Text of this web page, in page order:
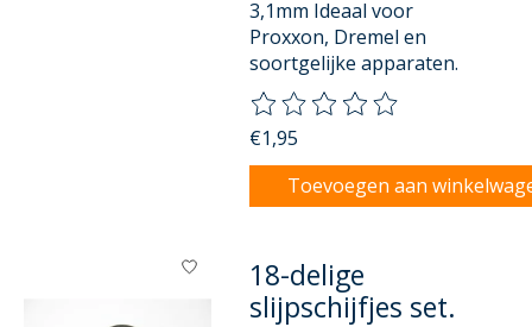
3,1mm Ideaal voor
Proxxon, Dremel en
soortgelijke apparaten.
De beoordeling van dit
€1,95
Toevoegen aan
18-delige
slijpschijfjes set.